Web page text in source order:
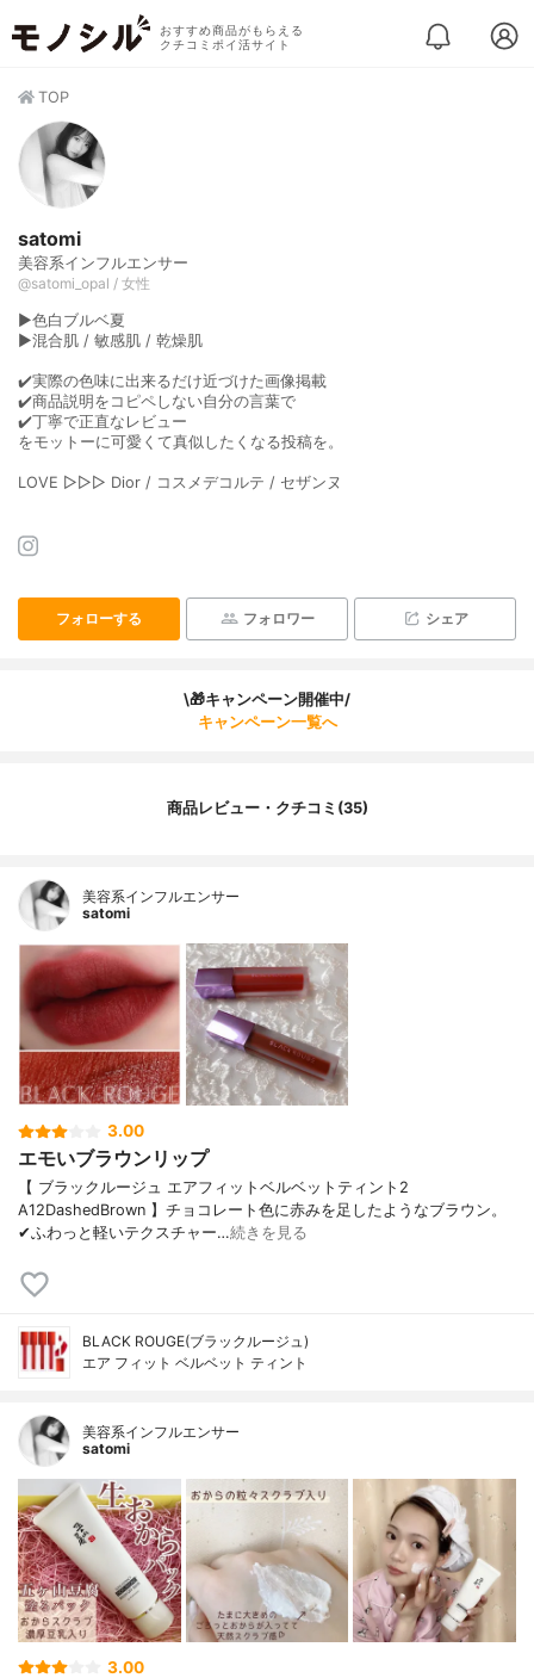
おすすめ商品がもらえる
クチコミポイ活サイト
TOP
satomi
美容系インフルエンサー
@satomi_opal / 女性
▶︎色白ブルベ夏
▶︎混合肌 / 敏感肌 / 乾燥肌
✔️実際の色味に出来るだけ近づけた画像掲載
✔️商品説明をコピペしない自分の言葉で
✔️丁寧で正直なレビュー
をモットーに可愛くて真似したくなる投稿を。
LOVE ▷▷▷ Dior / コスメデコルテ / セザンヌ
フォローする フォロワー シェア
\🎁キャンペーン開催中/
キャンペーン一覧へ
商品レビュー・クチコミ(35)
美容系インフルエンサー
satomi
3.00
エモいブラウンリップ
【 ブラックルージュ エアフィットベルベットティント2
A12DashedBrown 】チョコレート色に赤みを足したようなブラウン。
✔︎ふわっと軽いテクスチャー…続きを見る
BLACK ROUGE(ブラックルージュ)
エア フィット ベルベット ティント
美容系インフルエンサー
satomi
3.00